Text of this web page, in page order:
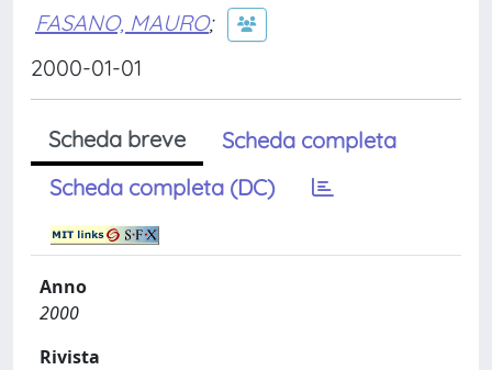
FASANO, MAURO;
2000-01-01
Scheda breve
Scheda completa
Scheda completa (DC)
Anno
2000
Rivista